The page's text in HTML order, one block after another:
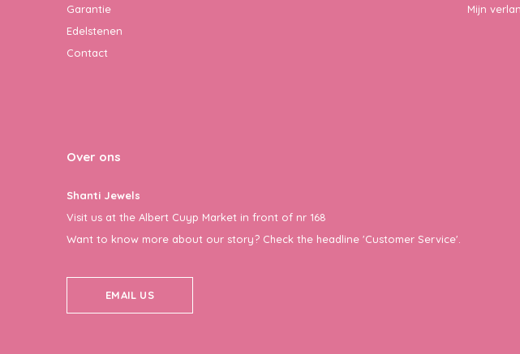
Garantie
Edelstenen
Contact
Mijn
Over ons
Shanti Jewels
Visit us at the Albert Cuyp Market in front of nr 168
Want to know more about our story? Check the headline 'Customer Service'.
EMAIL US